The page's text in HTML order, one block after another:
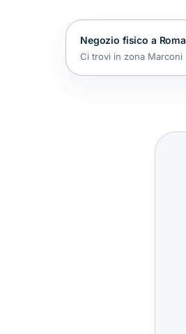
Negozio fisico a Roma
Ci trovi in zona Marconi